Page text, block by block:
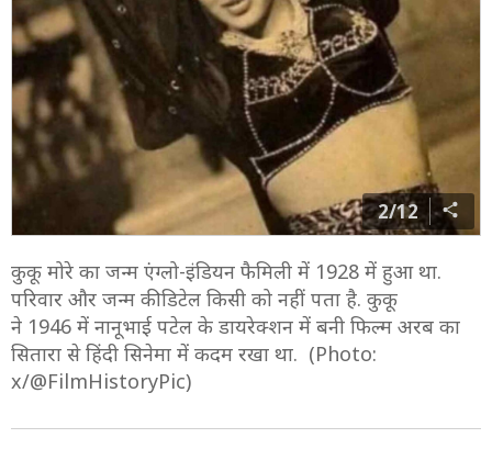
2/12
कुकू मोरे का जन्म एंग्लो-इंडियन फैमिली में 1928 में हुआ था.
परिवार और जन्म की डिटेल किसी को नहीं पता है. कुकू
ने 1946 में नानूभाई पटेल के डायरेक्शन में बनी फिल्म अरब का
सितारा से हिंदी सिनेमा में कदम रखा था. (Photo:
x/@FilmHistoryPic)